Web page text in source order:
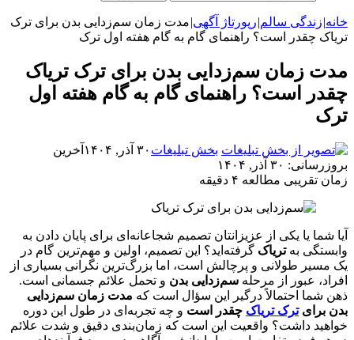
خانه|زندگی سالم|رپورتاژ آگهی|مدت زمان سم‌زدایی بدن برای ترک
تریاک چقدر است؟ راهنمای گام به گام هفته اول ترک
مدت زمان سم‌زدایی بدن برای ترک تریاک
چقدر است؟ راهنمای گام به گام هفته اول
ترک
بخش تبلیغات ۳۰ آذر, ۱۴۰۴
آخرین
بروزرسانی: ۳۰ آذر, ۱۴۰۴
زمان تقریبی مطالعه ۴ دقیقه
آیا شما یا یکی از عزیزانتان تصمیم شجاعانه‌ای برای پایان دادن به
وابستگی بهتریاک گرفته‌اید؟ این تصمیم، اولین و مهم‌ترین گام در
یک مسیر طولانی و پرچالش است، اما بزرگ‌ترین نگرانی بسیاری از
افراد، عبور از مرحله سم‌زدایی بدن و تحمل علائم جسمانی است.
ذهن شما احتمالاً درگیر این سؤال است که مدت زمان سم‌زدایی
بدن برایترک تریاک چقدر است و چه تجربه‌ای در طول این دوره
خواهید داشت؟ واقعیت این است که زمان‌بندی دقیق و شدت علائم